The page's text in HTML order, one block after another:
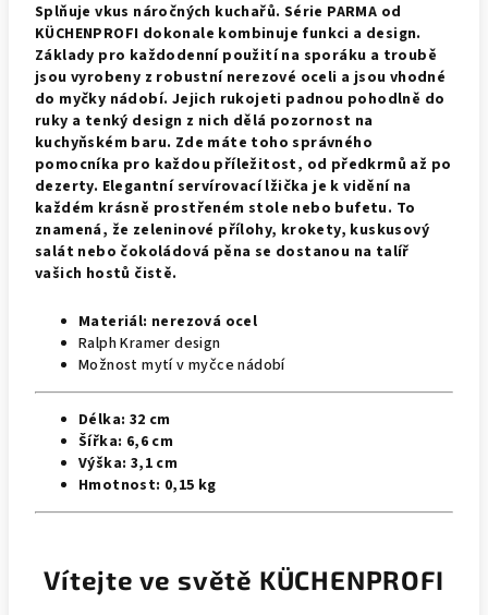
Splňuje vkus náročných kuchařů. Série PARMA od
KÜCHENPROFI dokonale kombinuje funkci a design.
Základy pro každodenní použití na sporáku a troubě
jsou vyrobeny z robustní nerezové oceli a jsou vhodné
do myčky nádobí. Jejich rukojeti padnou pohodlně do
ruky a tenký design z nich dělá pozornost na
kuchyňském baru. Zde máte toho správného
pomocníka pro každou příležitost, od předkrmů až po
dezerty. Elegantní servírovací lžička je k vidění na
každém krásně prostřeném stole nebo bufetu. To
znamená, že zeleninové přílohy, krokety, kuskusový
salát nebo čokoládová pěna se dostanou na talíř
vašich hostů čistě.
Materiál: nerezová ocel
Ralph Kramer design
Možnost mytí v myčce nádobí
Délka: 32 cm
Šířka: 6,6 cm
Výška: 3,1 cm
Hmotnost: 0,15 kg
Vítejte ve světě KÜCHENPROFI